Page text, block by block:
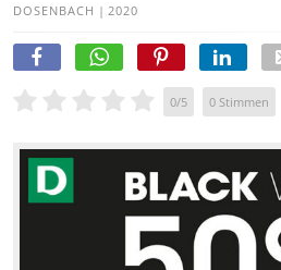
DOSENBACH | 2020
0/5 0 Stimmen